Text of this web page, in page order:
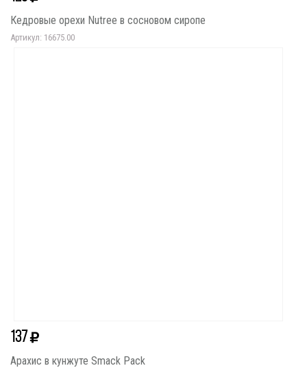
Кедровые орехи Nutree в сосновом сиропе
Артикул: 16675.00
137
Арахис в кунжуте Smack Pack